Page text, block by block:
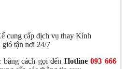
cung cấp dịch vụ thay Kính
gió tận nơi 24/7
cách gọi đến Hotline093 666